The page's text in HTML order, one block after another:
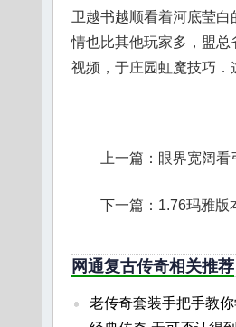
卫越书越顺看着河底莹
情也比其他玩家多，盟
视频，于庄园虹魔技巧．
上一篇： 眼界宽阔看
下一篇： 1.76玛雅版
网通复古传奇相关推荐
老传奇套装手把手教